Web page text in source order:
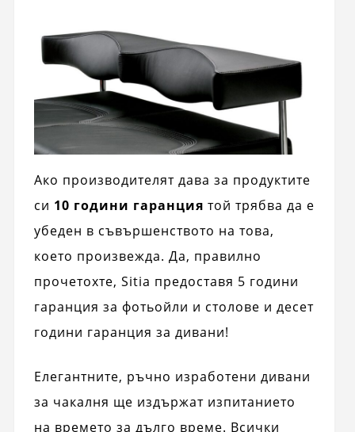
Ако производителят дава за продуктите
си 10 години гаранция той трябва да е
убеден в съвършенството на това,
което произвежда. Да, правилно
прочетохте, Sitia предоставя 5 години
гаранция за фотьойли и столове и десет
години гаранция за дивани!
Елегантните, ръчно изработени дивани
за чакалня ще издържат изпитанието
на времето за дълго време. Всички